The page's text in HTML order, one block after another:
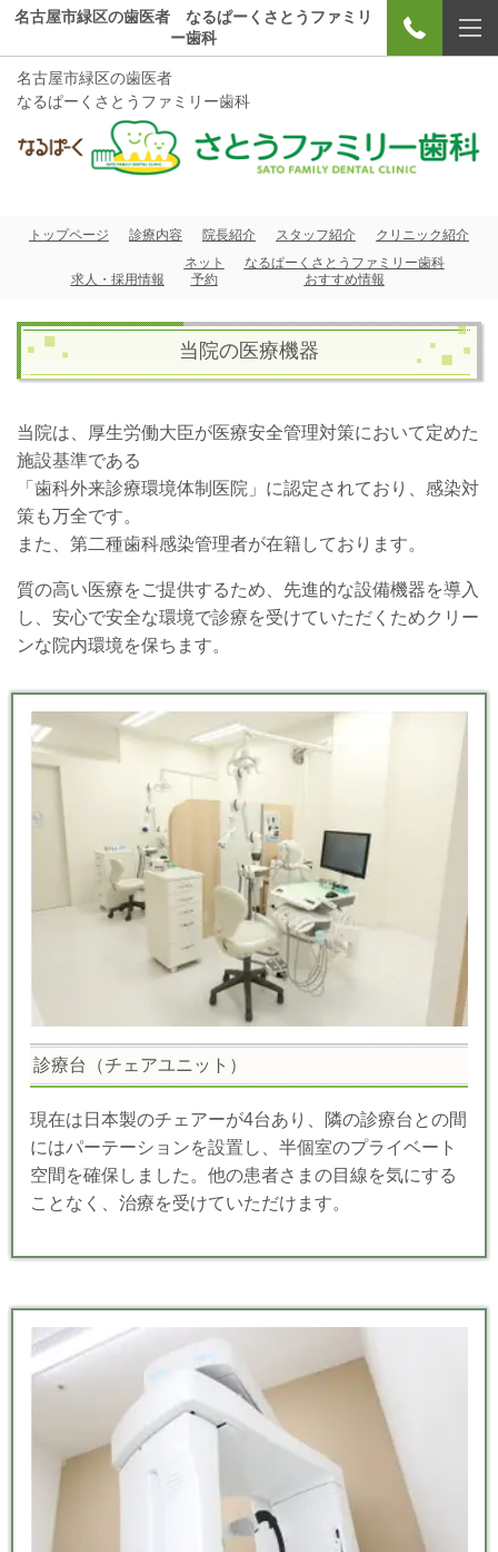
名古屋市緑区の歯医者 なるぱーくさとうファミリ
ー歯科
名古屋市緑区の歯医者
なるぱーくさとうファミリー歯科
トップページ 診療内容 院長紹介 スタッフ紹介 クリニック紹介
求人・採用情報
ネット
予約
なるぱーくさとうファミリー歯科
おすすめ情報
当院の医療機器
当院は、厚生労働大臣が医療安全管理対策において定めた
施設基準である
「歯科外来診療環境体制医院」に認定されており、感染対
策も万全です。
また、第二種歯科感染管理者が在籍しております。
質の高い医療をご提供するため、先進的な設備機器を導入
し、安心で安全な環境で診療を受けていただくためクリー
ンな院内環境を保ちます。
診療台（チェアユニット）
現在は日本製のチェアーが4台あり、隣の診療台との間
にはパーテーションを設置し、半個室のプライベート
空間を確保しました。他の患者さまの目線を気にする
ことなく、治療を受けていただけます。